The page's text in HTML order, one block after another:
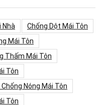
Nhà
Chống Dột Mái Tôn
Mái Tôn
Thấm Mái Tôn
Tôn
Chống Nóng Mái Tôn
Tôn